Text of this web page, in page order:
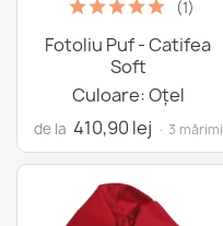
(1)
Fotoliu Puf - Catifea
Soft
Culoare: Oțel
de la 410,90 lej · 3 mărimi